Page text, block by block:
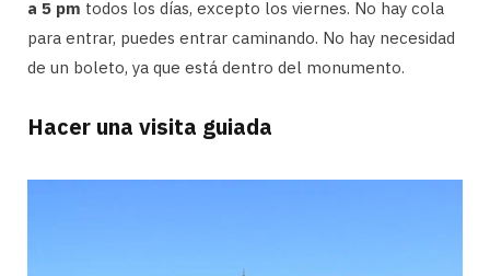
a 5 pm todos los días, excepto los viernes. No hay cola
para entrar, puedes entrar caminando. No hay necesidad
de un boleto, ya que está dentro del monumento.
Hacer una visita guiada